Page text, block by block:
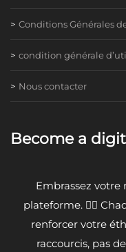
Conditions Générales
condition générale
Nous contacter
Become a
Embrassez
plateforme. 🦸‍♂️
renforcer votre
raccourcis, pas